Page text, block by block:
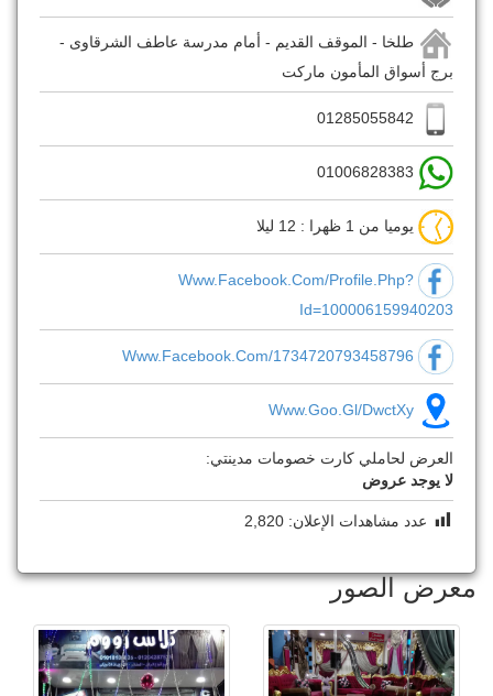
طلخا - الموقف القديم - أمام مدرسة عاطف الشرقاوى -
برج أسواق المأمون ماركت
يوميا من 1 ظهرا : 12 ليلا
Www.facebook.com/profile.php?
Id=100006159940203
Www.facebook.com/1734720793458796
Www.goo.gl/DwctXy
العرض لحاملي كارت خصومات مدينتي:
لا يوجد عروض
عدد مشاهدات الإعلان: 2,820
معرض الصور